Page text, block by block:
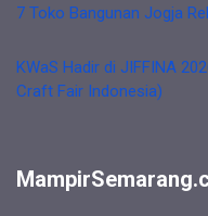
7 Toko Bangunan Jogja
KWaS Hadir di JIFFINA
Craft Fair Indonesia)